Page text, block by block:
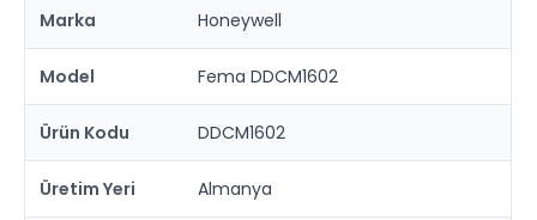
Marka Honeywell
Model Fema DDCM1602
Ürün Kodu DDCM1602
Üretim Yeri Almanya